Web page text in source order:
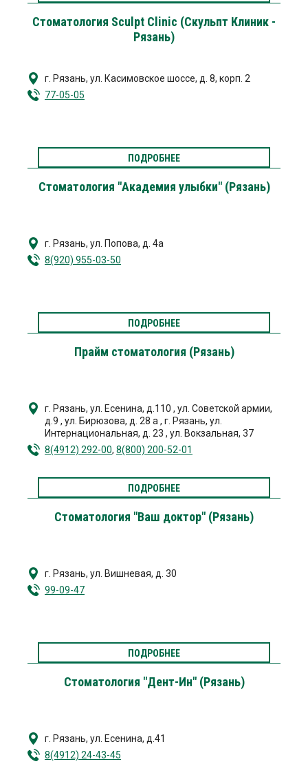
Стоматология Sculpt Clinic (Скульпт Клиник -
Рязань)
г. Рязань, ул. Касимовское шоссе, д. 8, корп. 2
77-05-05
ПОДРОБНЕЕ
Стоматология "Академия улыбки" (Рязань)
г. Рязань, ул. Попова, д. 4а
8(920) 955-03-50
ПОДРОБНЕЕ
Прайм стоматология (Рязань)
г. Рязань, ул. Есенина, д.110 , ул. Советской армии,
д.9 , ул. Бирюзова, д. 28 а , г. Рязань, ул.
Интернациональная, д. 23 , ул. Вокзальная, 37
8(4912) 292-00, 8(800) 200-52-01
ПОДРОБНЕЕ
Стоматология "Ваш доктор" (Рязань)
г. Рязань, ул. Вишневая, д. 30
99-09-47
ПОДРОБНЕЕ
Стоматология "Дент-Ин" (Рязань)
г. Рязань, ул. Есенина, д.41
8(4912) 24-43-45